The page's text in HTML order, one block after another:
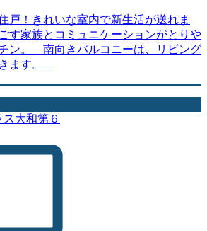
戸！きれいな室内で新生活が送れま
家族とコミュニケーションがとりや
ン。 南向きバルコニーは、リビング
ます。
大和第６